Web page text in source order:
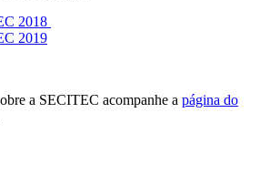
2018
2019
a SECITEC acompanhe a página do